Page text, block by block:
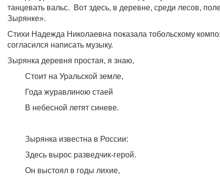
танцевать вальс. Вот здесь, в деревне, среди лесов,
Зырянке».
Стихи Надежда Николаевна показала тобольскому
согласился написать музыку.
Зырянка деревня простая, я знаю,
Стоит на Уральской земле,
Года журавлиною стаей
В небесной летят синеве.
Зырянка известна в России:
Здесь вырос разведчик-герой.
Он выстоял в годы лихие,